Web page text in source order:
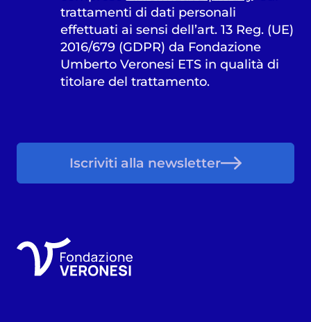
trattamenti di dati personali
effettuati ai sensi dell’art. 13 Reg. (UE)
2016/679 (GDPR) da Fondazione
Umberto Veronesi ETS in qualità di
titolare del trattamento.
Iscriviti alla newsletter